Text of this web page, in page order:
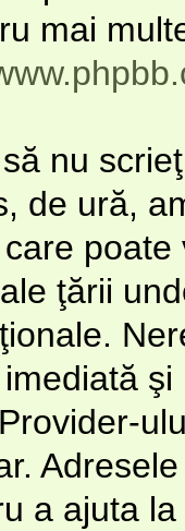
mai
nu
de ură,
ţării
a ajuta